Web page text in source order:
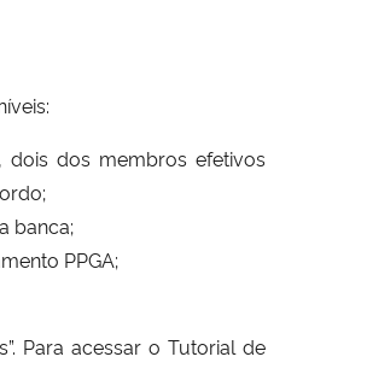
dois dos membros efetivos
banca;
PPGA;
Para acessar o Tutorial de